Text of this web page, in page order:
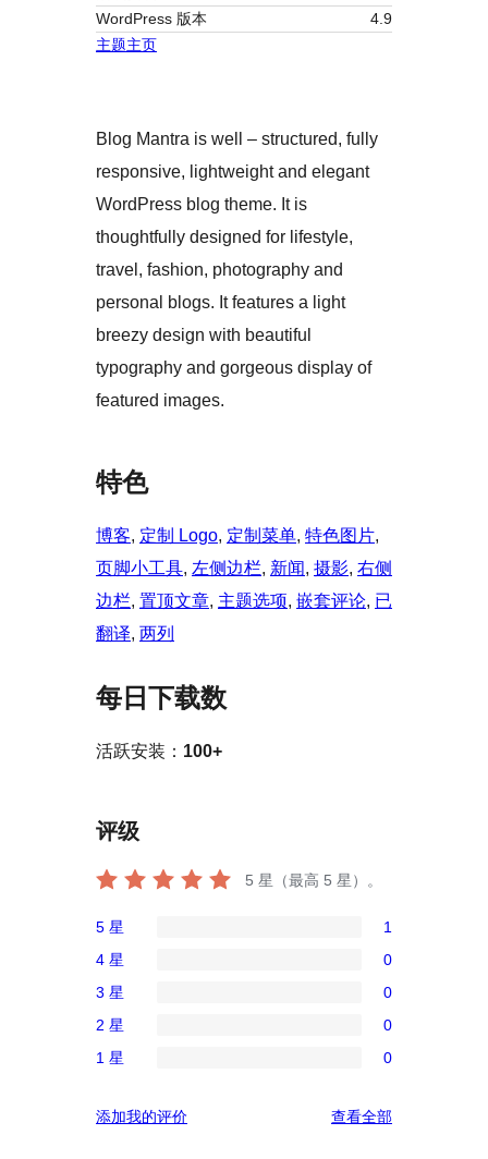
WordPress 版本
4.9
主题主页
Blog Mantra is well – structured, fully
responsive, lightweight and elegant
WordPress blog theme. It is
thoughtfully designed for lifestyle,
travel, fashion, photography and
personal blogs. It features a light
breezy design with beautiful
typography and gorgeous display of
featured images.
特色
博客, 定制 Logo, 定制菜单, 特色图片
页脚小工具, 左侧边栏, 新闻, 摄影, 右侧
边栏, 置顶文章, 主题选项, 嵌套评论, 已
翻译, 两列
每日下载数
活跃安装： 100+
评级
5 星（最高 5 星）。
条
5
星
评
5 星 1
条
4
星
价
4 星 0
条
3
评
3 星 0
条
星
2 星 0
1
1 星 0
添加我的评价 查看全部评